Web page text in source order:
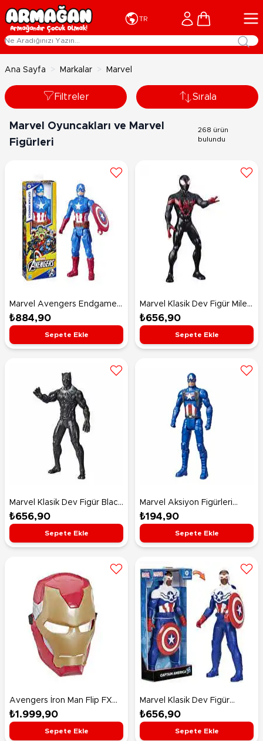
İçeriğe geç
TR Cart
Ana Sayfa > Markalar > Marvel
Filtreler Sırala
Marvel Oyuncakları ve Marvel
Figürleri
268 ürün
bulundu
Marvel Avengers Endgame
Titan Hero Figür Captain
America (E7877)
₺884,90
Sepete Ekle
Marvel Klasik Dev Figür Miles
Morales E7697
₺656,90
Sepete Ekle
Marvel Klasik Dev Figür Black
Panther E5581
₺656,90
Sepete Ekle
Marvel Aksiyon Figürleri
E7837 Captain America
₺194,90
Sepete Ekle
Avengers İron Man Flip FX
₺1.999,90
Sepete Ekle
Marvel Klasik Dev Figür
Captain America F6936
₺656,90
Sepete Ekle